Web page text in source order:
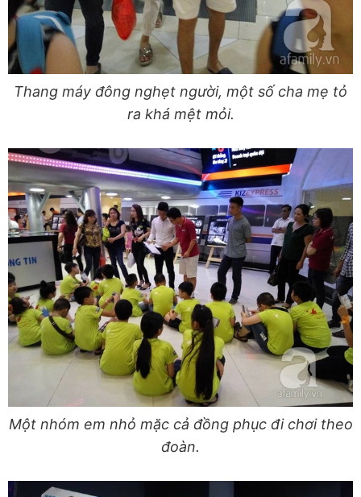
Thang máy đông nghẹt người, một số cha mẹ tỏ
ra khá mệt mỏi.
Một nhóm em nhỏ mặc cả đồng phục đi chơi theo
đoàn.